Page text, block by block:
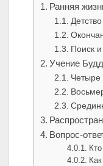
Ранняя
Поиск
Учение
Четыре
Вопрос-